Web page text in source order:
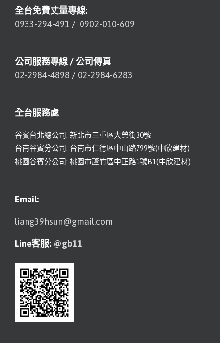
全台免費丈量專線:
0933-294-491 / 0902-010-609
公司服務專線 / 公司傳真
02-2984-4898 / 02-2984-6283
全台服務處
谷賓台北總公司: 新北市三重區大榮街30號
台南谷賓分公司: 台南市仁德區中山路799號(中欣建材)
桃園谷賓分公司: 桃園市蘆竹區中正路1號B1(中欣建材)
Email:
liang39hsun@gmail.com
Line客服: @gb11